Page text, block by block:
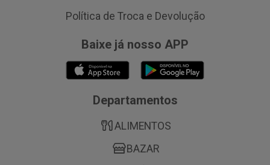
Política de Troca e Devolução
Baixe já nosso APP
Departamentos
ALIMENTOS
BAZAR